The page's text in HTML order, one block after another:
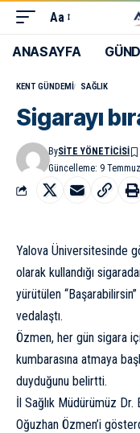
Aa
ANASAYFA
KENT GÜNDEMI SAĞLIK
Sigarayı
Güncelleme: 9
BySITE YÖNETICISI
Yalova Üniversitesinde
olarak kullandığı
yürütülen
vedalaştı.
Özmen, her gün sigara
kumbarasına atmaya
duyduğunu belirtti.
İl Sağlık Müdürümüz
Oğuzhan Özmen’i